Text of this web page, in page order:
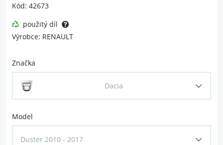
Kód: 42673
použitý díl
Výrobce: RENAULT
Značka
Dacia
Model
Duster 2010 - 2017